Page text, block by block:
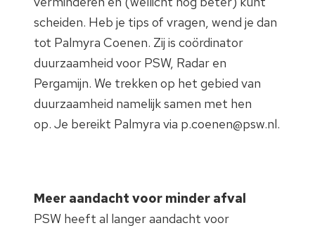
scheiden. Heb je tips of vragen, wend je dan
tot Palmyra Coenen. Zij is coördinator
duurzaamheid voor PSW, Radar en
Pergamijn. We trekken op het gebied van
duurzaamheid namelijk samen met hen
op. Je bereikt Palmyra via p.coenen@psw.nl.
Meer aandacht voor minder afval
PSW heeft al langer aandacht voor